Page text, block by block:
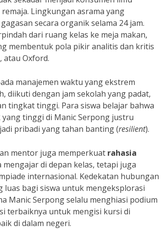
Lingkungan asrama yang
secara organik selama 24 jam.
dari ruang kelas ke meja makan,
membentuk pola pikir analitis dan kritis
atau Oxford.
manajemen waktu yang ekstrem
diikuti dengan jam sekolah yang padat,
tingkat tinggi. Para siswa belajar bahwa
tinggi di Manic Serpong justru
pribadi yang tahan banting (resilient).
mentor juga memperkuat rahasia
di depan kelas, tetapi juga
internasional. Kedekatan hubungan
bagi siswa untuk mengeksplorasi
Manic Serpong selalu menghiasi podium
terbaiknya untuk mengisi kursi di
di dalam negeri.